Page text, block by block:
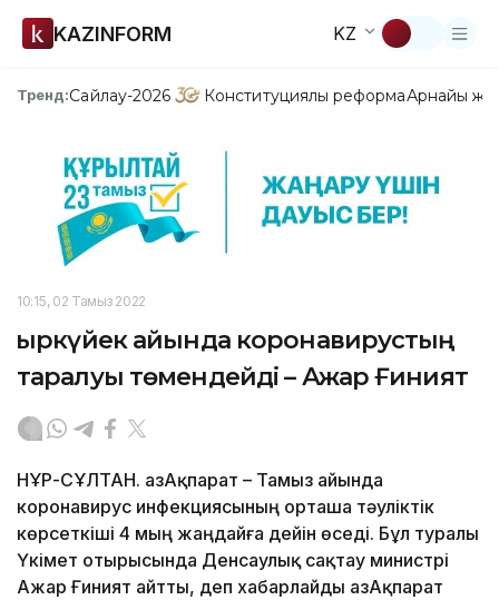
KAZINFORM KZ
Тренд:Сайлау-2026 Конституциялық реформаАрнайы
10:15, 02 Тамыз 2022
Қыркүйек айында коронавирустың
таралуы төмендейді – Ажар Ғиният
НҰР-СҰЛТАН. ҚазАқпарат – Тамыз айында
коронавирус инфекциясының орташа тәуліктік
көрсеткіші 4 мың жаңдайға дейін өседі. Бұл туралы
Үкімет отырысында Денсаулық сақтау министрі
Ажар Ғиният айтты, деп хабарлайды ҚазАқпарат